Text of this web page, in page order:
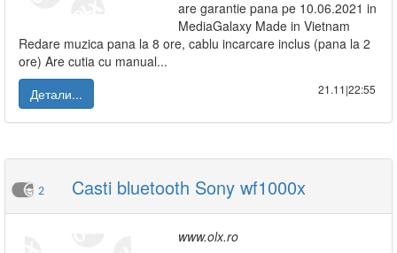
are garantie pana pe 10.06.2021 in
MediaGalaxy Made in Vietnam
Redare muzica pana la 8 ore, cablu incarcare inclus (pana la 2
ore) Are cutia cu manual...
Детали...
21.11|22:55
2 Casti bluetooth Sony wf1000x
www.olx.ro